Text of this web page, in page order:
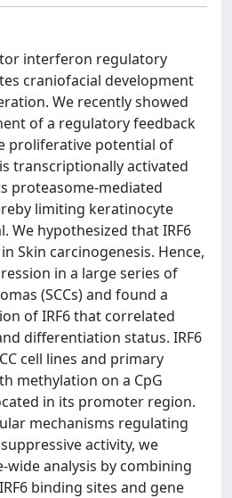
interferon regulatory
craniofacial development
We recently showed
of a regulatory feedback
proliferative potential of
transcriptionally activated
proteasome-mediated
limiting keratinocyte
We hypothesized that IRF6
Skin carcinogenesis. Hence,
in a large series of
(SCCs) and found a
of IRF6 that correlated
differentiation status. IRF6
cell lines and primary
methylation on a CpG
in its promoter region.
mechanisms regulating
activity, we
analysis by combining
binding sites and gene